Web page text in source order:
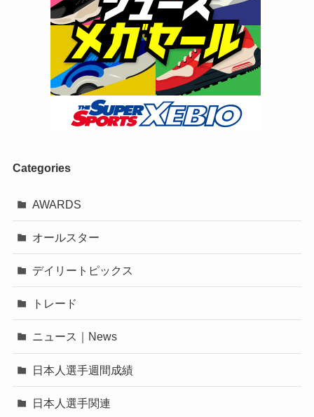
Categories
AWARDS
オールスター
デイリートピックス
トレード
ニュース｜News
日本人選手週間成績
日本人選手関連